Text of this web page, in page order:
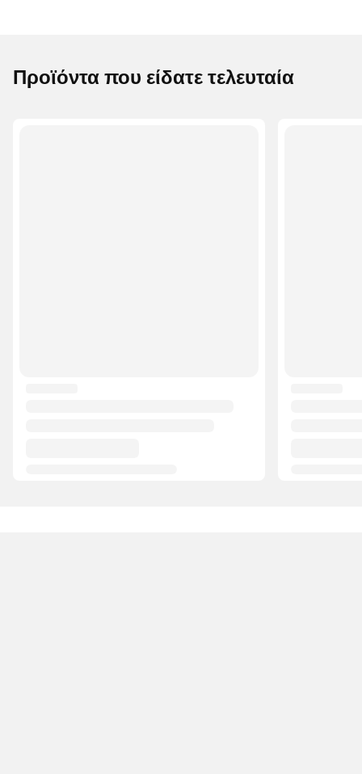
Προϊόντα που είδατε τελευταία